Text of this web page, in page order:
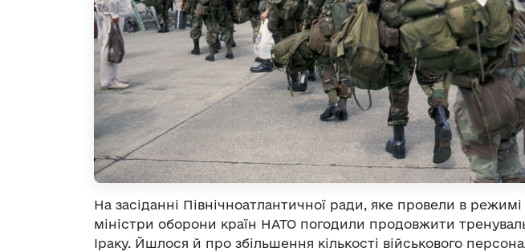
На засіданні Північноатлантичної ради, яке провели в
міністри оборони країн НАТО погодили продовжити
Іраку. Йшлося й про збільшення кількості військового